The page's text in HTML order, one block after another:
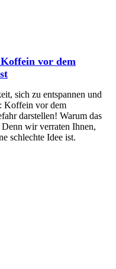
vor dem
sich zu entspannen und
Koffein vor dem
darstellen! Warum das
wir verraten Ihnen,
schlechte Idee ist.